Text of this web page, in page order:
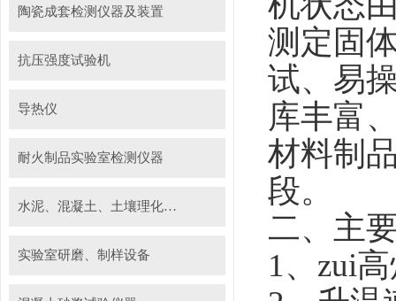
陶瓷成套检测仪器及装置
抗压强度试验机
导热仪
耐火制品实验室检测仪器
水泥、混凝土、土壤理化检测仪器及装置
实验室研磨、制样设备
测定固
试、易
库丰富
材料制
段。
二、主
1、zui